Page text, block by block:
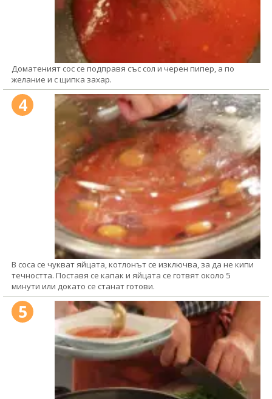
Доматеният сос се подправя със сол и черен пипер, а по
желание и с щипка захар.
4
В соса се чукват яйцата, котлонът се изключва, за да не кипи
течността. Поставя се капак и яйцата се готвят около 5
минути или докато се станат готови.
5